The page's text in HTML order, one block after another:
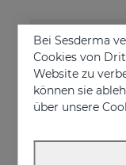
In den
Supreme Anti-
61.95 €
Bei Sesderma
Cookies von
Website zu
können sie
über unsere